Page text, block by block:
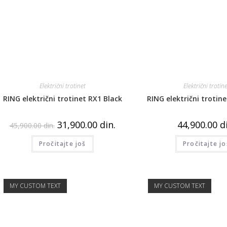
Električni trotinet
RING električni trotinet RX1 Black
45,900.00din. 31,900.00 din.
Pročitajte još
Električni
RING električni
44,900.00
Pročitajte
MY CUSTOM TEXT MY CUSTOM TEXT